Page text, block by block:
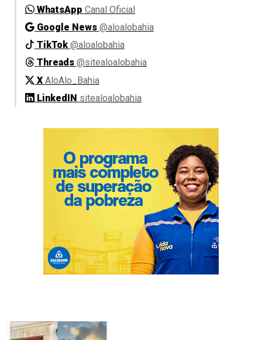
WhatsApp Canal Oficial
Google News @aloalobahia
TikTok @aloalobahia
Threads @sitealoalobahia
X AloAlo_Bahia
LinkedIN sitealoalobahia